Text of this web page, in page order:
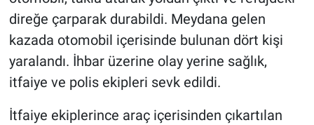
direğe çarparak durabildi. Meydana gelen
kazada otomobil içerisinde bulunan dört kişi
yaralandı. İhbar üzerine olay yerine sağlık,
itfaiye ve polis ekipleri sevk edildi.
İtfaiye ekiplerince araç içerisinden çıkartılan